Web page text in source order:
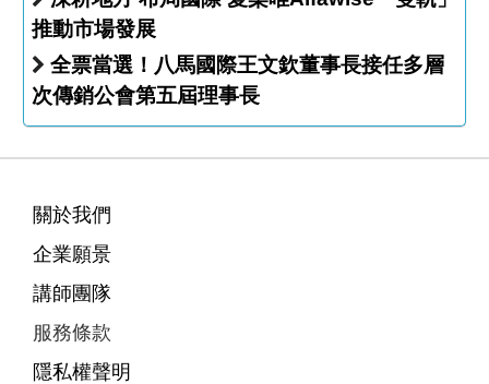
推動市場發展
全票當選！八馬國際王文欽董事長接任多層
次傳銷公會第五屆理事長
關於我們
企業願景
講師團隊
服務條款
隱私權聲明